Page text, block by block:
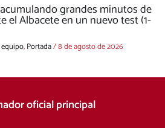
grandes minutos de
el Albacete en un nuevo test (1-
,Portada/8 de agosto de 2026
oficial principal